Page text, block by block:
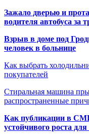
Зажало дверью и
водителя автобуса за
Взрыв в доме под
человек в больнице
Как выбрать
покупателей
Стиральная машина
распространенные
Как публикации в
устойчивого роста для